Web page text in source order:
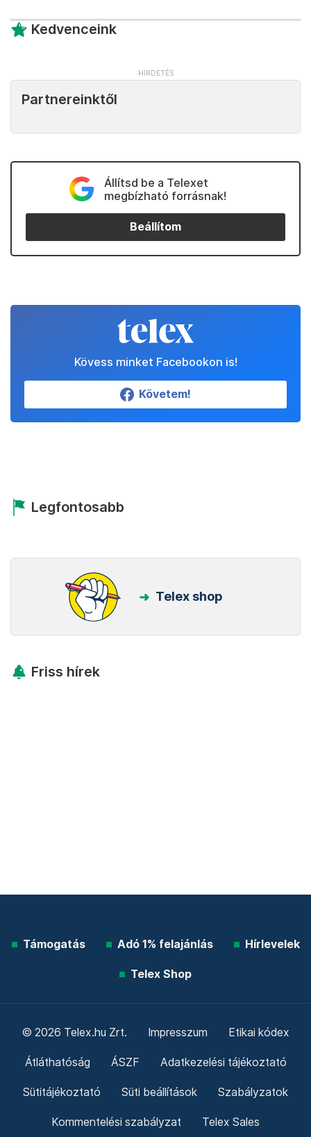
Kedvenceink
Partnereinktől
Állítsd be a Telexet
megbízható forrásnak!
Beállítom
Kövess minket Facebookon is!
Követem!
Legfontosabb
Telex shop
Friss hírek
Támogatás Adó 1% felajánlás Hírlevelek
Telex Shop
© 2026 Telex.hu Zrt. Impresszum Etikai kódex
Átláthatóság ÁSZF Adatkezelési tájékoztató
Sütitájékoztató Süti beállítások Szabályzatok
Kommentelési szabályzat Telex Sales